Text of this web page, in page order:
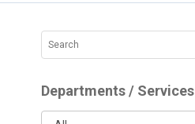
Departments / Services